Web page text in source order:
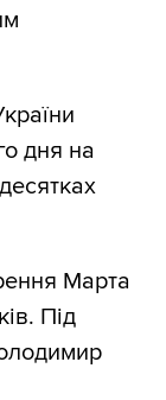
дня на
Марта
Під